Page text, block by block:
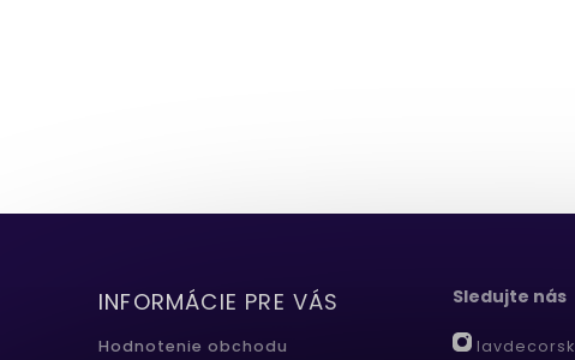
INFORMÁCIE PRE VÁS
Hodnotenie obchodu
Sledujte nás
lavdecorsk